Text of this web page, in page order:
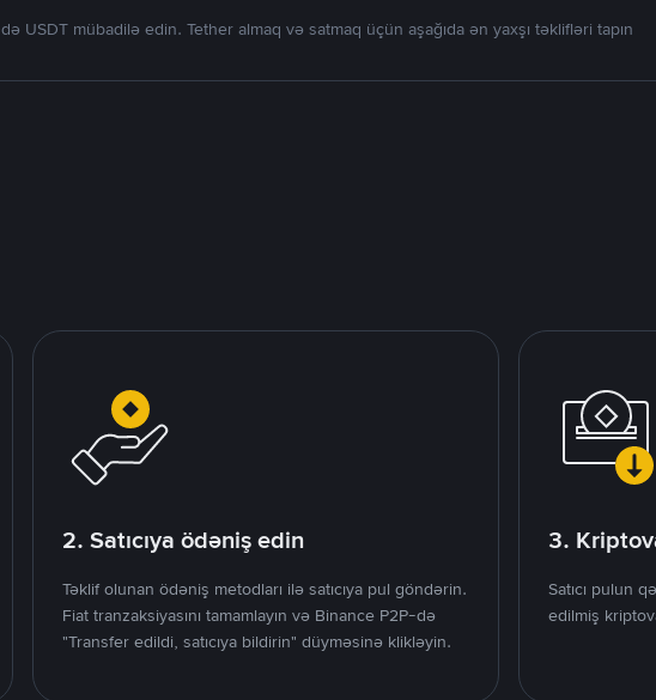
USDT mübadilə edin. Tether almaq və satmaq üçün aşağıda ən yaxşı təklifləri tapın
2. Satıcıya ödəniş edin
Təklif olunan ödəniş metodları ilə satıcıya pul göndərin.
Fiat tranzaksiyasını tamamlayın və Binance P2P-də
"Transfer edildi, satıcıya bildirin" düyməsinə klikləyin.
3.
Satıcı pulun
edilmiş